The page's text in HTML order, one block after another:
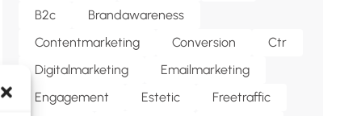
B2c
Brandawareness
Contentmarketing
Conversion
Ctr
Digitalmarketing
Emailmarketing
Engagement
Estetic
Freetraffic